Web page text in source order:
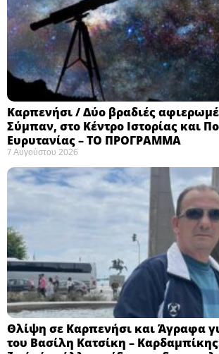
Καρπενήσι / Δύο βραδιές
Σύμπαν, στο Κέντρο Ιστορίας και
Ευρυτανίας – ΤΟ ΠΡΟΓΡΑΜΜΑ
7 Αυγούστου 2026
Θλίψη σε Καρπενήσι και Άγραφα
του Βασίλη Κατσίκη –